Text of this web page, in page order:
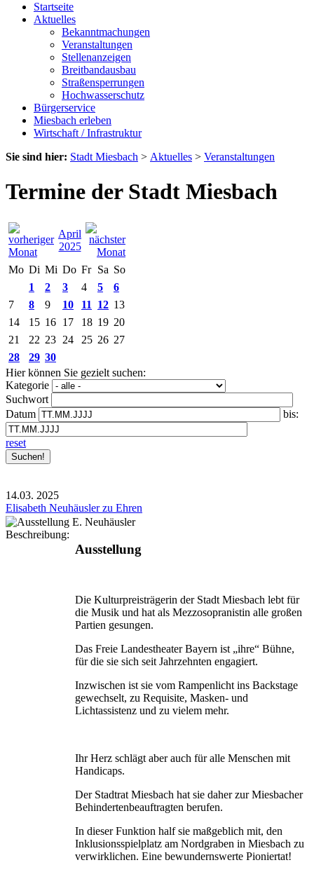
Startseite
Aktuelles
Bekanntmachungen
Veranstaltungen
Stellenanzeigen
Breitbandausbau
Straßensperrungen
Hochwasserschutz
Bürgerservice
Miesbach erleben
Wirtschaft / Infrastruktur
Sie sind hier: Stadt Miesbach > Aktuelles > Veranstaltungen
Termine der Stadt Miesbach
April
2025
Mo Di Mi Do Fr Sa So
1
2 3 4 5
6
7
8 9 10 11 12 13
14
15 16 17 18 19 20
21
22 23 24 25 26 27
28
29 30
Hier können Sie gezielt suchen:
Kategorie
Suchwort
Datum
bis:
reset
14.03. 2025
Elisabeth Neuhäusler zu Ehren
Beschreibung:
Ausstellung
Die Kulturpreisträgerin der Stadt Miesbach lebt für
die Musik und hat als Mezzosopranistin alle großen
Partien gesungen.
Das Freie Landestheater Bayern ist „ihre“ Bühne,
für die sie sich seit Jahrzehnten engagiert.
Inzwischen ist sie vom Rampenlicht ins Backstage
gewechselt, zu Requisite, Masken- und
Lichtassistenz und zu vielem mehr.
Ihr Herz schlägt aber auch für alle Menschen mit
Handi­caps.
Der Stadtrat Miesbach hat sie daher zur Miesbacher
Behindertenbeauftragten berufen.
In dieser Funktion half sie maßgeblich mit, den
Inklusionsspielplatz am Nordgraben in Miesbach zu
verwirklichen. Eine bewundernswerte Pioniertat!